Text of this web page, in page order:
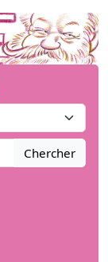
Chercher